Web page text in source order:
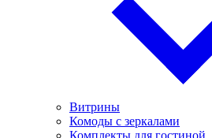
Витрины
Комоды с зеркалами
Комплекты для гостиной